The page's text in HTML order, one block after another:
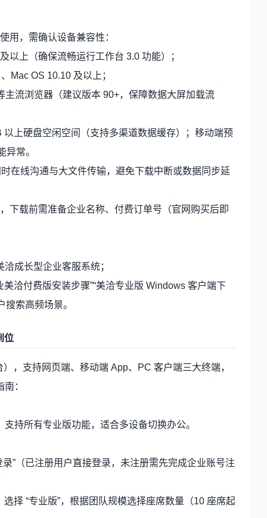
用，需确认设备兼容性：
以上（确保流畅运行工作台 3.0 功能）；
Mac OS 10.10 及以上；
流浏览器（建议版本 90+，保障数据大屏加载流
上硬盘空闲空间（支持多渠道数据缓存）；移动端预
异常。
在线沟通与大文件传输，避免下载中断或数据同步延
下载前需准备企业名称、付费订单号（官网购买后即
成长型企业客服系统；
洽付费版安装步骤”“美洽专业版 Windows 客户端下
搜索高频场景。
位
，支持网页端、移动端 App、PC 客户端三大终端，
：
持所有专业版功能，适合多设备切换办公。
”（已注册用户直接登录，未注册需先完成企业账号注
择 “专业版”，根据团队规模选择座席数量（10 座席起